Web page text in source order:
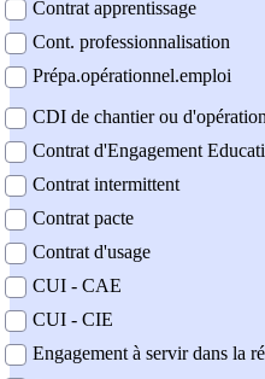
Contrat apprentissage
Cont. professionnalisation
Prépa.opérationnel.emploi
CDI de chantier ou d'opération
Contrat d'Engagement
Contrat intermittent
Contrat pacte
Contrat d'usage
CUI - CAE
CUI - CIE
Engagement à servir dans la